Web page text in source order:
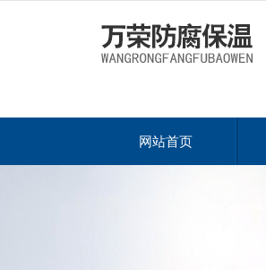
网站首页